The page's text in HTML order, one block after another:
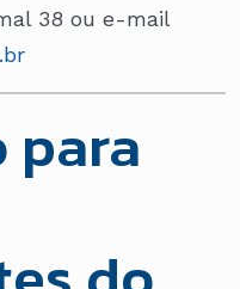
38 ou e-mail
para